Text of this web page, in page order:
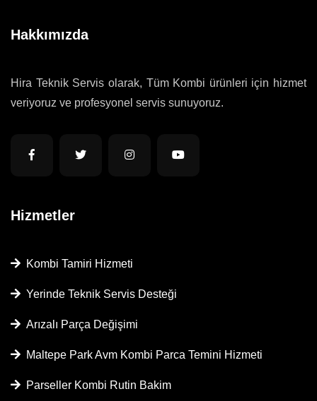
Hakkımızda
Hira Teknik Servis olarak, Tüm Kombi ürünleri için hizmet
veriyoruz ve profesyonel servis sunuyoruz.
Hizmetler
Kombi Tamiri Hizmeti
Yerinde Teknik Servis Desteği
Arızalı Parça Değişimi
Maltepe Park Avm Kombi Parca Temini Hizmeti
Parseller Kombi Rutin Bakim